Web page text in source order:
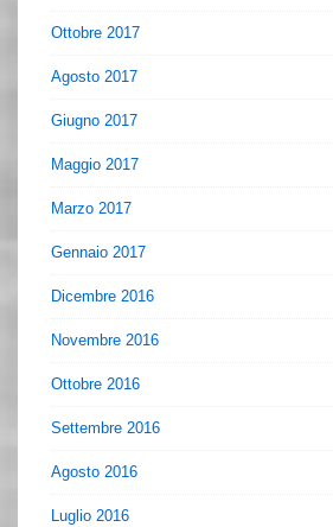
Ottobre 2017
Agosto 2017
Giugno 2017
Maggio 2017
Marzo 2017
Gennaio 2017
Dicembre 2016
Novembre 2016
Ottobre 2016
Settembre 2016
Agosto 2016
Luglio 2016